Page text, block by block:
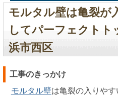
モルタル壁は亀裂が
してパーフェクト
浜市西区
工事のきっかけ
モルタル壁は亀裂の入りや